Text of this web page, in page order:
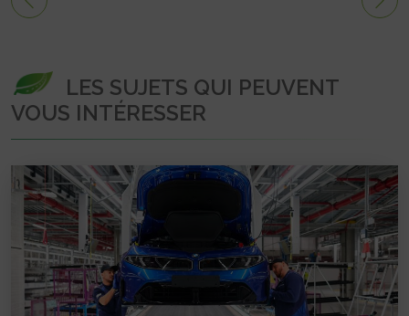
LES SUJETS QUI PEUVENT
VOUS INTÉRESSER